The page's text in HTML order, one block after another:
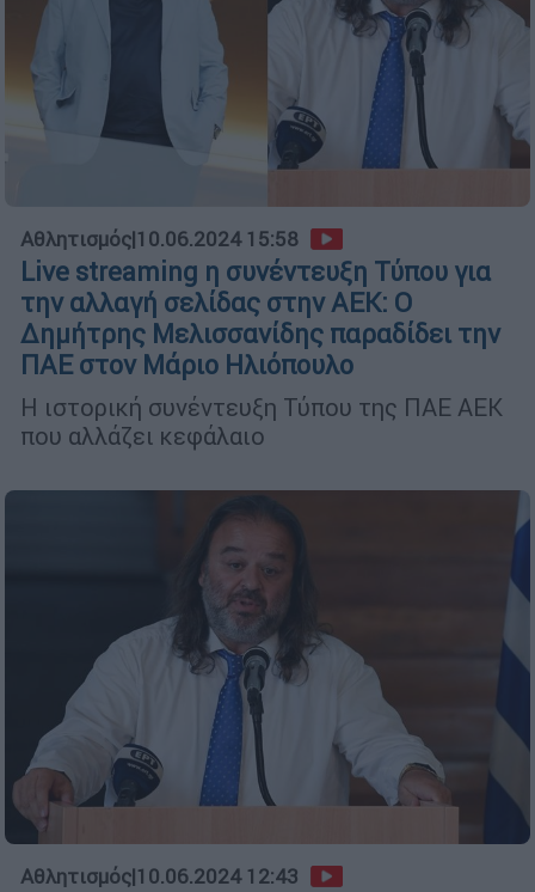
Αθλητισμός|10.06.2024 15:58
Live streaming η συνέντευξη Τύπου για
την αλλαγή σελίδας στην ΑΕΚ: Ο
Δημήτρης Μελισσανίδης παραδίδει την
ΠΑΕ στον Μάριο Ηλιόπουλο
Η ιστορική συνέντευξη Τύπου της ΠΑΕ ΑΕΚ
που αλλάζει κεφάλαιο
Αθλητισμός|10.06.2024 12:43